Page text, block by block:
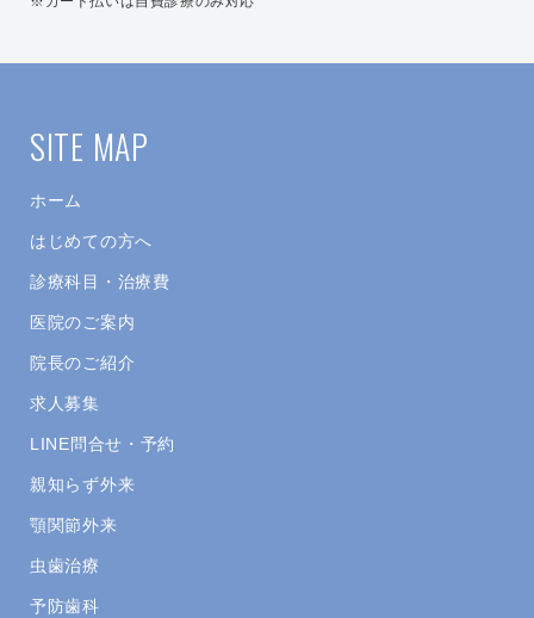
SITE MAP
ホーム
はじめての方へ
診療科目・治療費
医院のご案内
院長のご紹介
求人募集
LINE問合せ・予約
親知らず外来
顎関節外来
虫歯治療
予防歯科